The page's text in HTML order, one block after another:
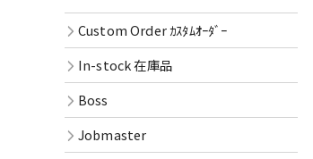
Custom Order ｶｽﾀﾑｵｰﾀﾞｰ
In-stock 在庫品
Boss
Jobmaster